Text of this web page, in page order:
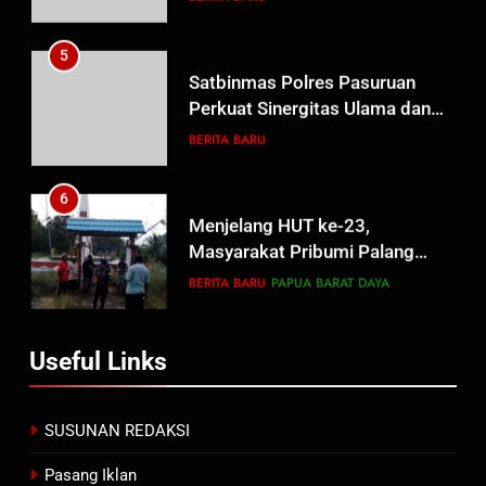
5
Satbinmas Polres Pasuruan
Perkuat Sinergitas Ulama dan
Umara Melalui Program Rabu
BERITA BARU
6
Menjelang HUT ke-23,
Masyarakat Pribumi Palang
Tugu Sejarah Trikora
BERITA BARU PAPUA BARAT DAYA
Wujud Komitmen Transparansi
BERITA BARU
Useful Links
SUSUNAN REDAKSI
Pasang Iklan